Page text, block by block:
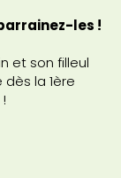
les !
et son filleul
la 1ère